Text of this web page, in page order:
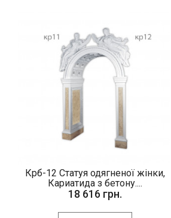
Крб-12 Статуя одягненої жінки,
Кариатида з бетону....
18 616 грн.